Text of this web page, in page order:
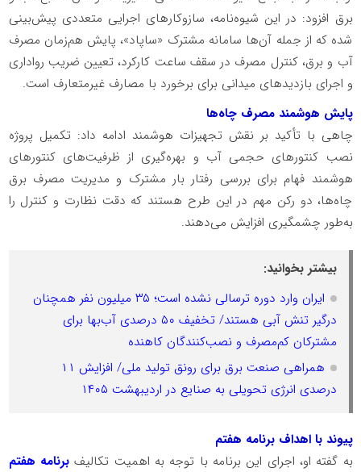
برق افزود: در این شیوه‌نامه، سازوکارهای اجرایی متعددی پیش‌بینی
شده که از جمله آن‌ها سامانه مشترک «ساپاد»، پایش هم‌زمان مصرف
آب و برق، کنترل مصرف در سقف ساعت کارکرد، تعیین ضریب رواداری
و اجرای بازدیدهای میدانی برای برخورد با مصارف غیرمتعارف است.
پایش هوشمند مصرف چاه‌ها
چاهی با تأکید بر نقش تجهیزات هوشمند ادامه داد: تکمیل پروژه
نصب کنتورهای حجمی آب و بهره‌گیری از ظرفیت‌های کنتورهای
هوشمند فهام برای بررسی رفتار بار مشترک و مدیریت مصرف برق
چاه‌ها، دو رکن مهم در این طرح هستند که دقت نظارت و کنترل را
به‌طور چشمگیری افزایش می‌دهند.
بیشتر بخوانید:
ایران وارد دوره ترسالی نشده است؛ ۳۵ میلیون نفر همچنان
درگیر تنش آبی هستند/ تخفیف ۵۰ درصدی آب‌بها برای
مشترکان کم‌مصرف و نصب‌کنندگان کاهنده
همراهی صنعت برق برای رونق تولید ملی/ افزایش ۱۱
درصدی انرژی تحویلی به صنایع در اردیبهشت ۱۴۰۵
پیوند با اهداف برنامه هفتم
به گفته او، اجرای این برنامه با توجه به اهمیت تکالیفبرنامه هفتم